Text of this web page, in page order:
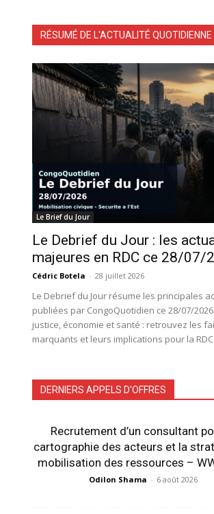
RÉSUMÉ DE L'ACTUALITÉ QUOTIDIENNE
Le Brief du Jour
Le Debrief du Jour : les
majeures en RDC ce 28/07/
Cédric Botela - 28 juillet 2026
Le Debrief du Jour résume les principales
publiées par CongoQuotidien ce 28/07/
justice, économie et santé : retrouvez les
marquants et leurs implications pour la RDC.
DERNIERS APPELS D'OFFRES
Recrutement d’un consultant
cartographie des acteurs et la
mobilisation des ressources –
Odilon Shama - 6 août 2026